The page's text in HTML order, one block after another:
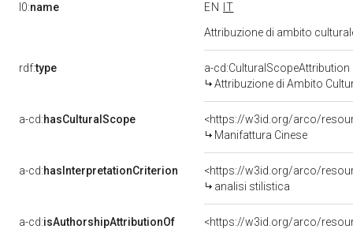
l0:name EN
IT
Attribuzione di ambito
rdf:type
a-cd:CulturalScopeAttribution
Attribuzione di Ambito
a-cd:hasCulturalScope
<https://w3id.org/arco/
Manifattura Cinese
a-cd:hasInterpretationCriterion
<https://w3id.org/arco/
analisi stilistica
a-cd:isAuthorshipAttributionOf
<https://w3id.org/arco/